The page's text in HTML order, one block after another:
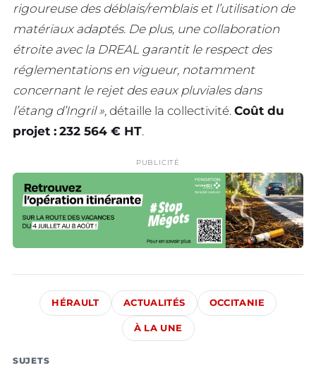
rigoureuse des déblais/remblais et l’utilisation de
matériaux adaptés. De plus, une collaboration
étroite avec la DREAL garantit le respect des
réglementations en vigueur, notamment
concernant le rejet des eaux pluviales dans
l’étang d’Ingril », détaille la collectivité. Coût du
projet : 232 564 € HT.
PUBLICITÉ
HÉRAULT ACTUALITÉS OCCITANIE
À LA UNE
SUJETS